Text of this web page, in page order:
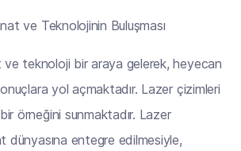
ve Teknolojinin Buluşması
ve teknoloji bir araya gelerek, heyecan
yol açmaktadır. Lazer çizimleri
örneğini sunmaktadır. Lazer
dünyasına entegre edilmesiyle,